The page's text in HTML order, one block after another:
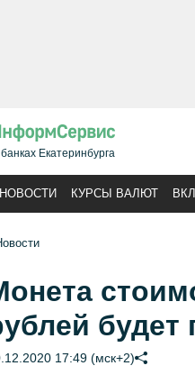
Екатеринбурга
НОВОСТИ КУРСЫ ВАЛЮТ
будет
17:49 (мск+2)